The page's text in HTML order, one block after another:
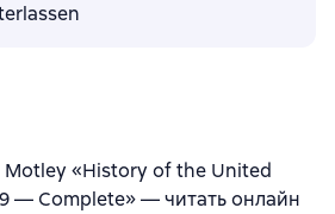
«History of the United
— Complete» — читать онлайн